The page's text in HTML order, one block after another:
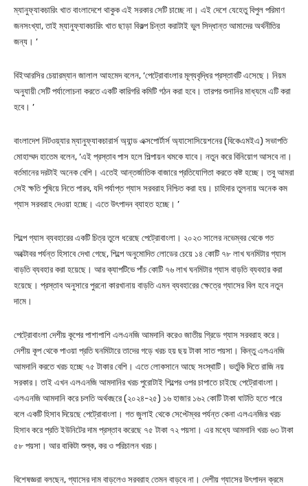
ম্যানুফ্যাকচারিং খাত বাংলাদেশে থাকুক এই সরকার সেটি চাচ্ছে না। এই দেশে যেহেতু বিপুল পরিমাণ
জনসংখ্যা, তাই ম্যানুফ্যাকচারিং খাত ছাড়া বিকল্প চিন্তা করাটাই ভুল সিদ্ধান্ত আমাদের অর্থনীতির
জন্য। ’
বিইআরসির চেয়ারম্যান জালাল আহমেদ বলেন, ‘পেট্রোবাংলার মূল্যবৃদ্ধির প্রস্তাবটি এসেছে। নিয়ম
অনুযায়ী সেটি পর্যালোচনা করতে একটি কারিগরি কমিটি গঠন করা হবে। তারপর শুনানির মাধ্যমে এটি করা
হবে। ’
বাংলাদেশ নিটওয়্যার ম্যানুফ্যাকচারার্স অ্যান্ড এক্সপোর্টার্স অ্যাসোসিয়েশনের (বিকেএমইএ) সভাপতি
মোহাম্মদ হাতেম বলেন, ‘এই প্রস্তাব পাস হলে শিল্পায়ন থমকে যাবে। নতুন করে বিনিয়োগ আসবে না।
বর্তমানের দরটাই অনেক বেশি। এতেই আন্তর্জাতিক বাজারে প্রতিযোগিতা করতে কষ্ট হচ্ছে। তবু আমরা
সেই ক্ষতি পুষিয়ে নিতে পারব, যদি পর্যাপ্ত গ্যাস সরবরাহ নিশ্চিত করা হয়। চাহিদার তুলনায় অনেক কম
গ্যাস সরবরাহ দেওয়া হচ্ছে। এতে উৎপাদন ব্যাহত হচ্ছে। ’
শিল্পে গ্যাস ব্যবহারের একটি চিত্র তুলে ধরেছে পেট্রোবাংলা। ২০২৩ সালের নভেম্বর থেকে গত
অক্টোবর পর্যন্ত হিসাবে দেখা গেছে, শিল্পে অনুমোদিত লোডের চেয়ে ১৪ কোটি ৭৮ লাখ ঘনমিটার গ্যাস
বাড়তি ব্যবহার করা হয়েছে। আর ক্যাপটিভে পাঁচ কোটি ৭৬ লাখ ঘনমিটার গ্যাস বাড়তি ব্যবহার করা
হয়েছে। প্রস্তাব অনুসারে পুরনো কারখানায় বাড়তি এমন ব্যবহারের ক্ষেত্রে গ্যাসের বিল হবে নতুন
দামে।
পেট্রোবাংলা দেশীয় কূপের পাশাপাশি এলএনজি আমদানি করেও জাতীয় গ্রিডে গ্যাস সরবরাহ করে।
দেশীয় কূপ থেকে পাওয়া প্রতি ঘনমিটারে তাদের গড়ে খরচ হয় ছয় টাকা সাত পয়সা। কিন্তু এলএনজি
আমদানি করতে খরচ হচ্ছে ৭৫ টাকার বেশি। এতে লোকসানে আছে সংস্থাটি। ভর্তুকি দিতে রাজি নয়
সরকার। তাই এখন এলএনজি আমদানির খরচ পুরোটাই শিল্পের ওপর চাপাতে চাইছে পেট্রোবাংলা।
এলএনজি আমদানি করে চলতি অর্থবছরে (২০২৪-২৫) ১৬ হাজার ১৬২ কোটি টাকা ঘাটতি হতে পারে
বলে একটি হিসাব দিয়েছে পেট্রোবাংলা। গত জুলাই থেকে সেপ্টেম্বর পর্যন্ত কেনা এলএনজির খরচ
হিসাব করে প্রতি ইউনিটের দাম প্রস্তাব করেছে ৭৫ টাকা ৭২ পয়সা। এর মধ্যে আমদানি খরচ ৬৩ টাকা
৫৮ পয়সা। আর বাকিটা শুল্ক, কর ও পরিচালন খরচ।
বিশেষজ্ঞরা বলছেন, গ্যাসের দাম বাড়লেও সরবরাহ তেমন বাড়বে না। দেশীয় গ্যাসের উৎপাদন ক্রমে